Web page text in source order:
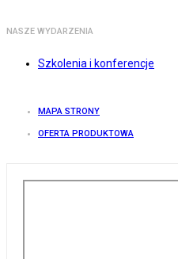
NASZE WYDARZENIA
Szkolenia i konferencje
MAPA STRONY
OFERTA PRODUKTOWA